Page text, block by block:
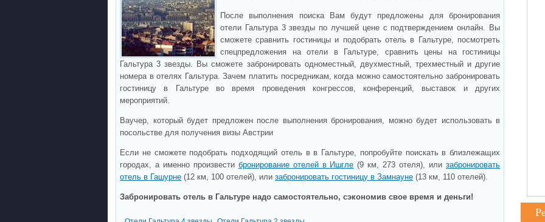
После выполнения поиска Вам будут предложены для бронирования
отели Гальтура 3 звезды по лучшей цене с подтверждением онлайн. Вы
сможете сравнить гостиницы и подобрать отель в Гальтуре, посмотреть
спецпредложения на отели в Гальтуре, сравнить цены на гостиницы
Гальтура 3 звезды. Вы сможете забронировать одноместный, двухместный, трехместный и другие
номера в отелях Гальтура. Зачем платить посредникам, когда можно самостоятельно забронировать
гостиницу в Гальтуре во время проведения конгрессов, конференций, выставок и других
мероприятий.
Ваучер, который будет предложен после выполнения бронирования, можно будет использовать в
посольстве для получения визы Австрии
Если не сможете подобрать подходящий отель в в Гальтуре, попробуйте поискать в близлежащих
городах, а именно произвести бронирование отелей в Ишгле (9 км, 273 отеля), илизабронировать
отель в Гашурне (12 км, 100 отелей), или забронировать гостиницу в Замнауне (13 км, 110 отелей).
Забронировать отель в Гальтуре надо самостоятельно, сэкономив свое время и деньги!